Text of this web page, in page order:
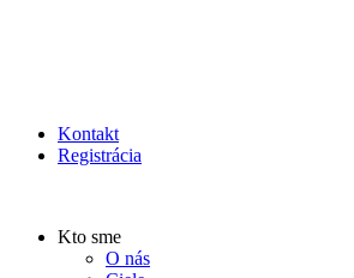
Kontakt
Registrácia
Kto sme
O nás